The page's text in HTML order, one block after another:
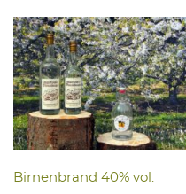
Bir­nen­brand 40% vol.